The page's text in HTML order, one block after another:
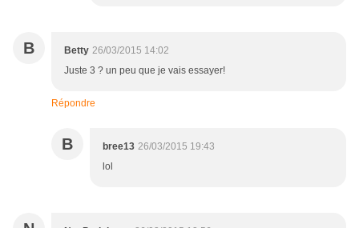
B Betty 26/03/2015 14:02
Juste 3 ? un peu que je vais essayer!
Répondre
B bree13 26/03/2015 19:43
lol